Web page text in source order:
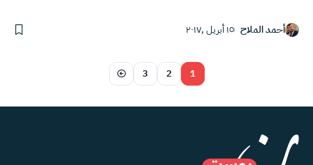
أحمد الملاح ١٥ أبريل ,٢٠١٧
1
2
3